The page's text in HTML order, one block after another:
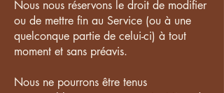
Nous nous réservons le droit de modifier
ou de mettre fin au Service (ou à une
quelconque partie de celui-ci) à tout
moment et sans préavis.
Nous ne pourrons être tenus